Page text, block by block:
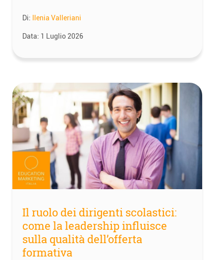
Di: Ilenia Valleriani
Data: 1 Luglio 2026
Il ruolo dei dirigenti scolastici:
come la leadership influisce
sulla qualità dell’offerta
formativa